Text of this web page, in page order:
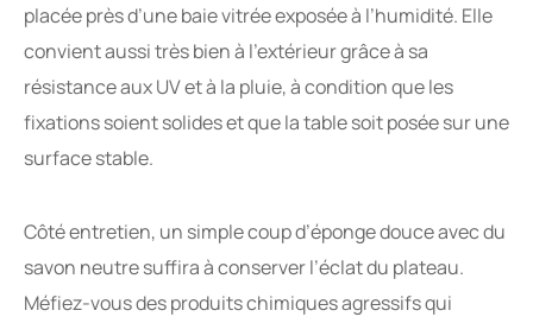
placée près d’une baie vitrée exposée à l’humidité. Elle
convient aussi très bien à l’extérieur grâce à sa
résistance aux UV et à la pluie, à condition que les
fixations soient solides et que la table soit posée sur une
surface stable.
Côté entretien, un simple coup d’éponge douce avec du
savon neutre suffira à conserver l’éclat du plateau.
Méfiez-vous des produits chimiques agressifs qui